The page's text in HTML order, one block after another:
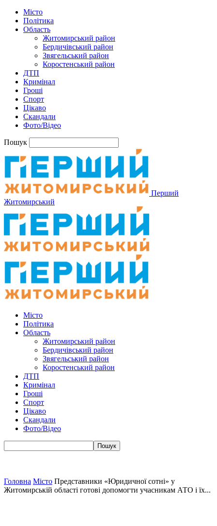
Місто
Політика
Область
Житомирський район
Бердичівський район
Звягельський район
Коростенський район
ДТП
Кримінал
Гроші
Спорт
Цікаво
Скандали
Фото/Відео
Пошук
Перший
Житомирський
Місто
Політика
Область
Житомирський район
Бердичівський район
Звягельський район
Коростенський район
ДТП
Кримінал
Гроші
Спорт
Цікаво
Скандали
Фото/Відео
Головна Місто Представники «Юридичної сотні» у
Житомирській області готові допомогти учасникам АТО і їх...